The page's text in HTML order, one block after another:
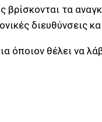
βρίσκονται τα
διευθύνσεις
όποιον θέλει να